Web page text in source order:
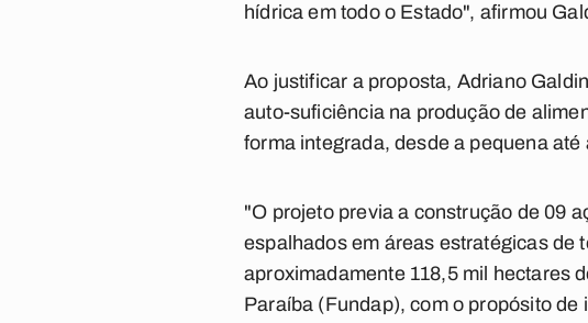
hídrica em todo o Estado", afirmou
Ao justificar a proposta, Adriano
auto-suficiência na produção de
forma integrada, desde a pequena até
"O projeto previa a construção de 09
espalhados em áreas estratégicas de
aproximadamente 118,5 mil hectares
Paraíba (Fundap), com o propósito